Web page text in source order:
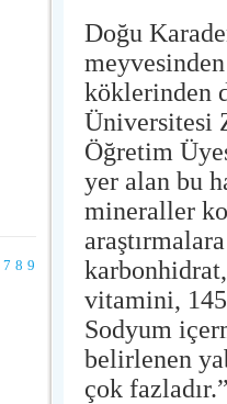
7 8 9
Doğu
köklerinden
Üniversitesi
Öğretim
yer alan bu
mineraller
vitamini,
Sodyum
belirlenen
çok